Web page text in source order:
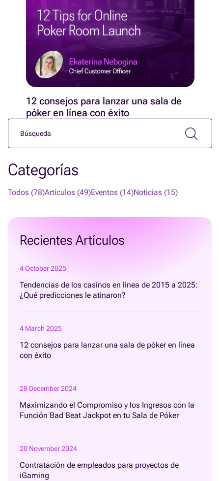
12 consejos para lanzar una sala de
póker en línea con éxito
Categorías
Todos (78)Artículos (49)Eventos (14)Noticias (15)
Recientes Artículos
4 October 2025
Tendencias de los casinos en línea de 2015 a 2025:
¿Qué predicciones le atinaron?
4 March 2025
12 consejos para lanzar una sala de póker en línea
con éxito
28 December 2024
Maximizando el Compromiso y los Ingresos con la
Función Bad Beat Jackpot en tu Sala de Póker
20 November 2024
Contratación de empleados para proyectos de
iGaming